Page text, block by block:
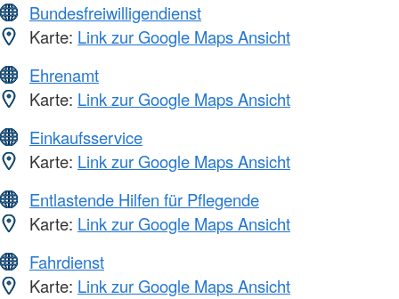
Bundesfreiwilligendienst
Karte: Link zur Google Maps Ansicht
Ehrenamt
Karte: Link zur Google Maps Ansicht
Einkaufsservice
Karte: Link zur Google Maps Ansicht
Entlastende Hilfen für Pflegende
Karte: Link zur Google Maps Ansicht
Fahrdienst
Karte: Link zur Google Maps Ansicht